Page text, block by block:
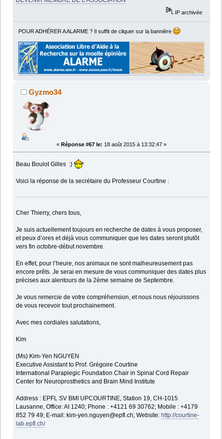
IP archivée
POUR ADHÉRER A ALARME ? Il suffit de cliquer sur la bannière
Gyzmo34
« Réponse #67 le: 18 août 2015 à 13:32:47 »
Beau Boulot Gilles :)
Voici la réponse de la secrétaire du Professeur Courtine :
Cher Thierry, chers tous,
Je suis actuellement toujours en recherche de dates à vous proposer,
et peux d’ores et déjà vous communiquer que les dates seront plutôt
vers fin octobre-début novembre.
En effet, pour l’heure, nos animaux ne sont malheureusement pas
encore prêts. Je serai en mesure de vous communiquer des dates plus
précises aux alentours de la 2ème semaine de Septembre.
Je vous remercie de votre compréhension, et nous nous réjouissons
de vous recevoir tout prochainement.
Avec mes cordiales salutations,
Kim
(Ms) Kim-Yen NGUYEN
Executive Assistant to Prof. Grégoire Courtine
International Paraplegic Foundation Chair in Spinal Cord Repair
Center for Neuroprosthetics and Brain Mind Institute
Address : EPFL SV BMI UPCOURTINE, Station 19, CH-1015
Lausanne, Office: AI 1240; Phone : +4121 69 30762; Mobile : +4179
852 79 49; E-mail: kim-yen.nguyen@epfl.ch; Website: http://courtine-
lab.epfl.ch/